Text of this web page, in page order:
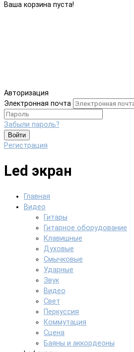
Ваша корзина пуста!
Авторизация
Электронная почта
Забыли пароль?
Войти
Регистрация
Led экран
Главная
Видео
Гитары
Гитарное оборудование
Клавишные
Духовые
Смычковые
Ударные
Звук
Видео
Свет
Перкуссия
Коммутация
Сцена
Баяны и аккордеоны